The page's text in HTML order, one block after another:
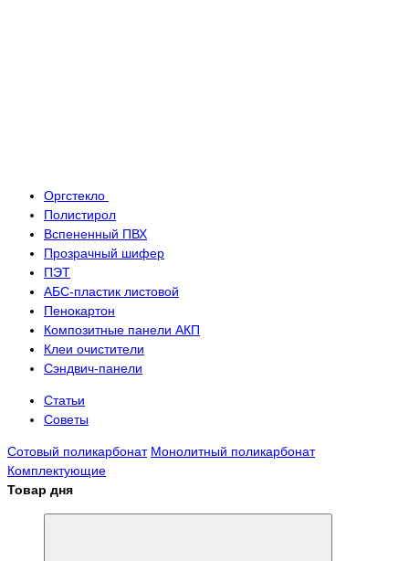
Оргстекло
Полистирол
Вспененный ПВХ
Прозрачный шифер
ПЭТ
АБС-пластик листовой
Пенокартон
Композитные панели АКП
Клеи очистители
Сэндвич-панели
Статьи
Советы
Сотовый поликарбонат Монолитный поликарбонат
Комплектующие
Товар дня